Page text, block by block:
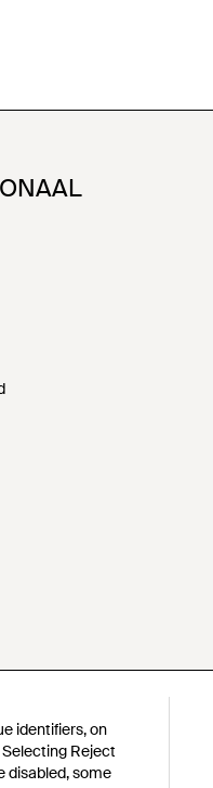
identifiers, on
Reject
disabled, some